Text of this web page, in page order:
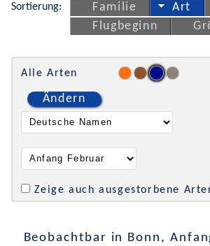
Sortierung: Familie Art
Flugbeginn
Alle Arten
Ändern
Zeige auch ausgestorbene
Beobachtbar in Bonn,